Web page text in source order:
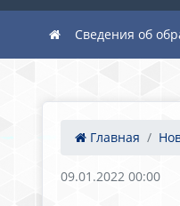
Сведения об
Главная
09.01.2022 00:00